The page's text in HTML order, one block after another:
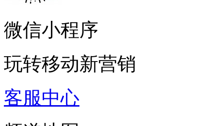
微信小程序
玩转移动新营销
客服中心